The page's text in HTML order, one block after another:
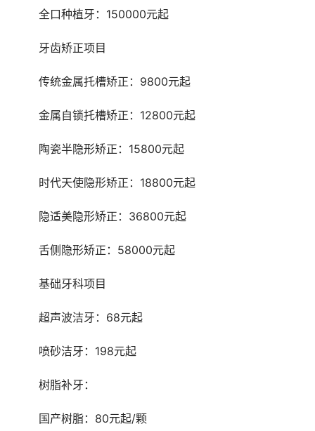
	全口种植牙：150000元起
	牙齿矫正项目
	传统金属托槽矫正：9800元起
	金属自锁托槽矫正：12800元起
	陶瓷半隐形矫正：15800元起
	时代天使隐形矫正：18800元起
	隐适美隐形矫正：36800元起
	舌侧隐形矫正：58000元起
	基础牙科项目
	超声波洁牙：68元起
	喷砂洁牙：198元起
	树脂补牙：
	国产树脂：80元起/颗